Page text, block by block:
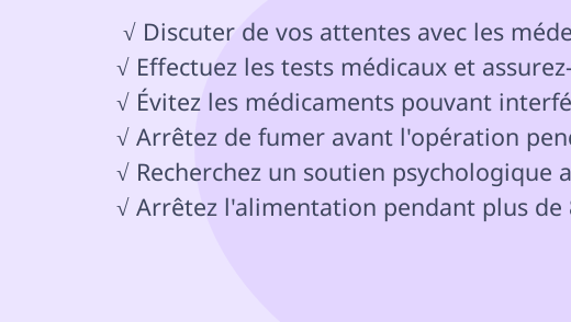
√ Discuter de vos attentes avec les médecins de Turkey Luxury Clinics
√ Effectuez les tests médicaux et
√ Évitez les médicaments pouvant
√ Arrêtez de fumer avant l'opération
√ Recherchez un soutien psychologique
√ Arrêtez l'alimentation pendant plus